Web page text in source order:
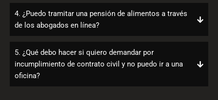
4. ¿Puedo tramitar una pensión de alimentos a través
de los abogados en línea?
5. ¿Qué debo hacer si quiero demandar por
incumplimiento de contrato civil y no puedo ir a una
oficina?